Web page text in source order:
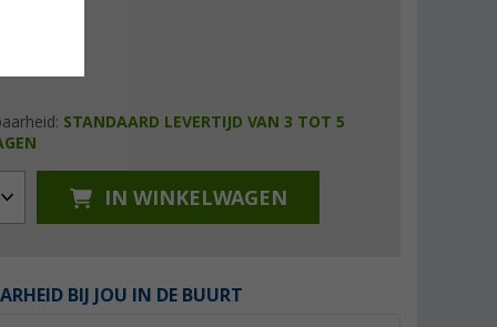
STANDAARD LEVERTIJD VAN 3 TOT 5
IN WINKELWAGEN
BIJ JOU IN DE BUURT